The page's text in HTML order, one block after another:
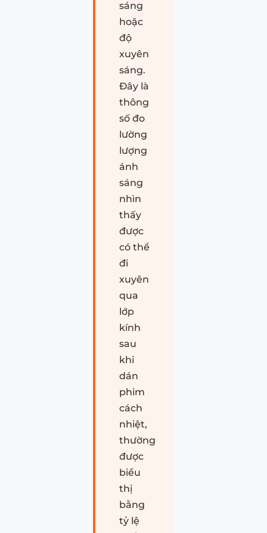
sáng
hoặc
độ
xuyên
sáng.
Đây là
thông
số đo
lường
lượng
ánh
sáng
nhìn
thấy
được
có thể
đi
xuyên
qua
lớp
kính
sau
khi
dán
phim
cách
nhiệt,
thường
được
biểu
thị
bằng
tỷ lệ